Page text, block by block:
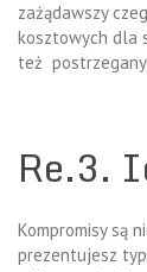
zażądawszy
kosztowych dla
też postrzegany
Re.3.
Kompromisy są
prezentujesz typ